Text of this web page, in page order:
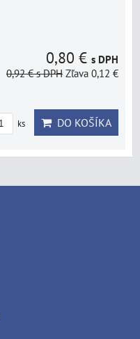
0,80 € s DPH
0,92 €s DPH Zľava 0,12 €
ks DO KOŠÍKA